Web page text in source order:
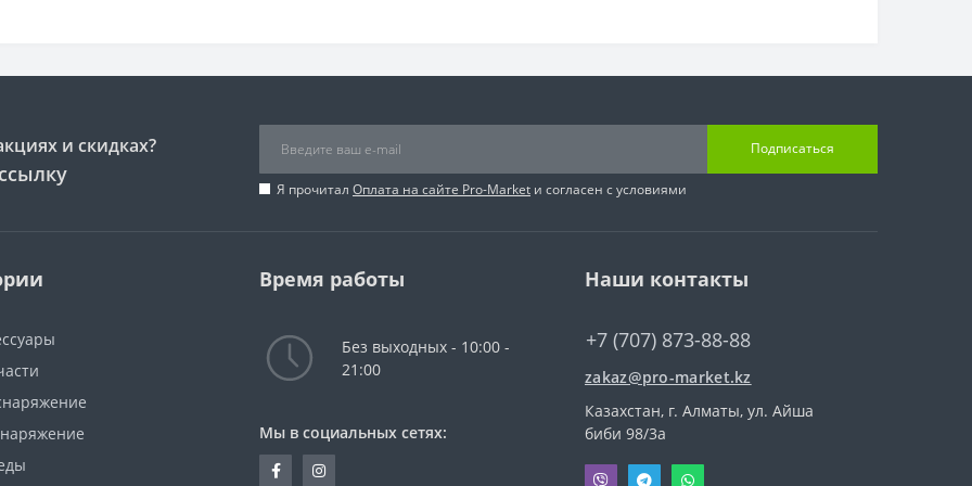
и скидках? Подписаться
Я прочитал Оплата на сайте Pro-Market и согласен с условиями
Время работы
Без выходных - 10:00 -
21:00
Мы в социальных сетях:
Наши контакты
+7 (707) 873-88-88
zakaz@pro-market.kz
Казахстан, г. Алматы, ул. Айша
биби 98/3a